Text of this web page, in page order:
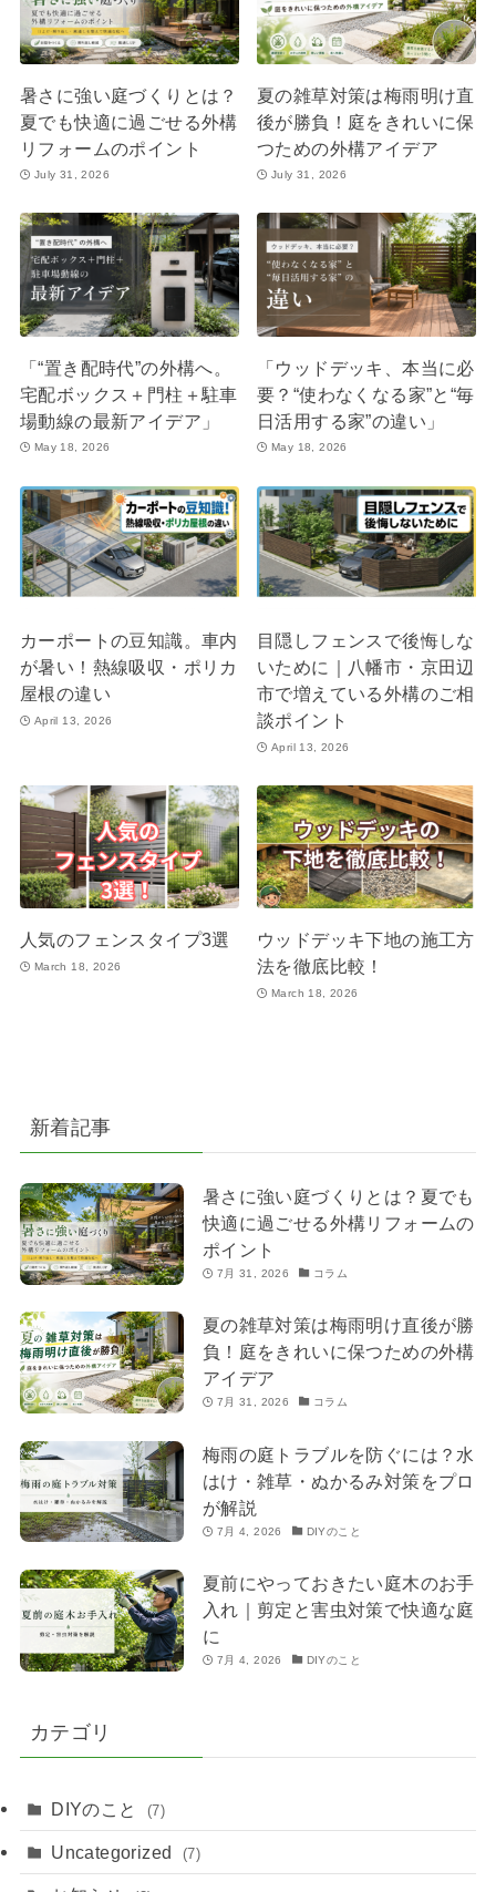
暑さに強い庭づくりとは？
夏でも快適に過ごせる外構
リフォームのポイント
July 31, 2026
夏の雑草対策は梅雨明け直
後が勝負！庭をきれいに保
つための外構アイデア
July 31, 2026
「“置き配時代”の外構へ。
宅配ボックス＋門柱＋駐車
場動線の最新アイデア」
May 18, 2026
「ウッドデッキ、本当に必
要？“使わなくなる家”と“毎
日活用する家”の違い」
May 18, 2026
カーポートの豆知識。車内
が暑い！熱線吸収・ポリカ
屋根の違い
April 13, 2026
目隠しフェンスで後悔しな
いために｜八幡市・京田辺
市で増えている外構のご相
談ポイント
April 13, 2026
人気のフェンスタイプ3選
March 18, 2026
ウッドデッキ下地の施工方
法を徹底比較！
March 18, 2026
新着記事
暑さに強い庭づくりとは？夏でも
快適に過ごせる外構リフォームの
ポイント
7月 31, 2026 コラム
夏の雑草対策は梅雨明け直後が勝
負！庭をきれいに保つための外構
アイデア
7月 31, 2026 コラム
梅雨の庭トラブルを防ぐには？水
はけ・雑草・ぬかるみ対策をプロ
が解説
7月 4, 2026 DIYのこと
夏前にやっておきたい庭木のお手
入れ｜剪定と害虫対策で快適な庭
に
7月 4, 2026 DIYのこと
カテゴリ
DIYのこと (7)
Uncategorized (7)